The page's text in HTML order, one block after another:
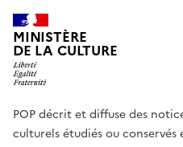
MINISTÈRE
DE LA CULTURE
POP décrit et diffuse des
culturels étudiés ou